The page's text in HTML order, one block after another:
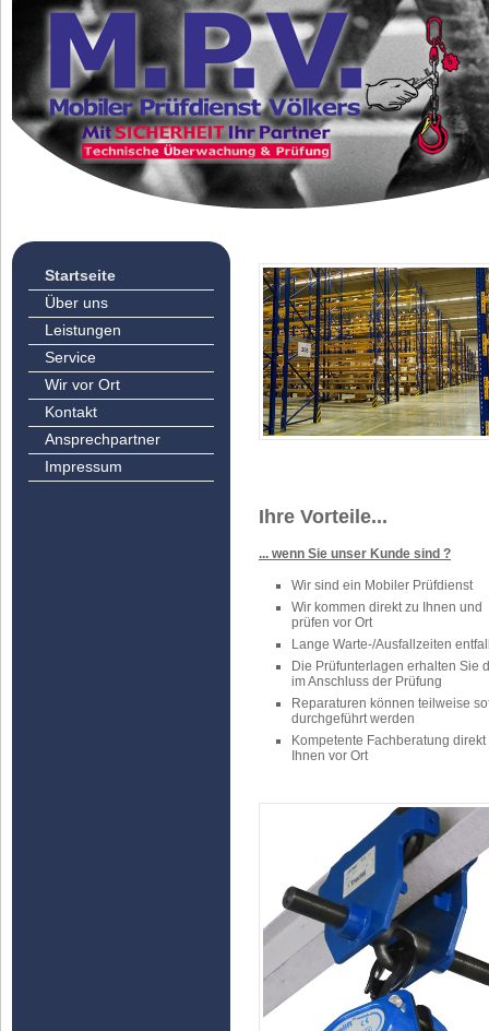
Startseite
Über uns
Leistungen
Service
Wir vor Ort
Kontakt
Ansprechpartner
Impressum
Ihre Vorteile...
... wenn Sie unser Kunde sind ?
Wir sind ein Mobiler Prüfdienst
Wir kommen direkt zu Ihnen und
prüfen vor Ort
Lange Warte-/Ausfallzeiten
Die Prüfunterlagen erhalten Sie
im Anschluss der Prüfung
Reparaturen können teilweise
durchgeführt werden
Kompetente Fachberatung direkt
Ihnen vor Ort